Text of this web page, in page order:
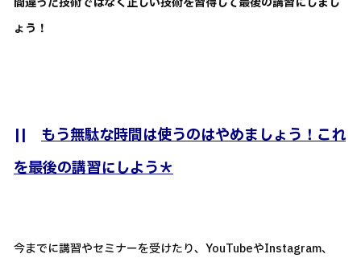
ょう！
|| もう無駄な時間は使うのはやめましょう！これ
を最後の講習にしよう＊
今までに講習やセミナーを受けたり、YouTubeやInstagram、